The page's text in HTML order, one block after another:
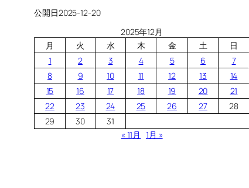
公開日2025-12-20
2025年12月
月
火 水 木 金 土
日
1
2 3 4 5 6
7
8
9 10 11 12 13
14
15
16 17 18 19 20
21
22
23 24 25 26 27
28
29
30
31
« 11月
1月 »